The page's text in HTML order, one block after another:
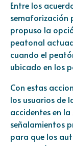
Entre los
semaforización
propuso la
peatonal
cuando el
ubicado en los
Con estas
los usuarios de
accidentes en
señalamientos
para que los